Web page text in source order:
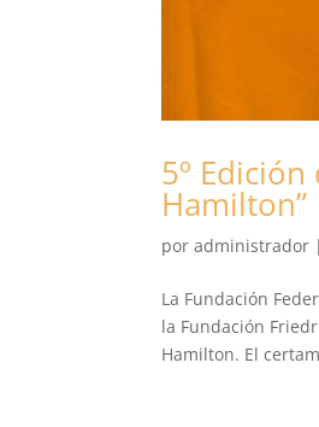
5º Edición
Hamilton”
poradministrador |
La Fundación
la Fundación
Hamilton. El